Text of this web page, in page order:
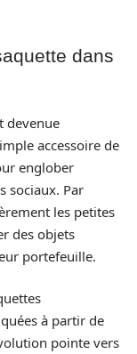
dans
devenue
accessoire de
englober
sociaux. Par
les petites
des objets
portefeuille.
à partir de
pointe vers